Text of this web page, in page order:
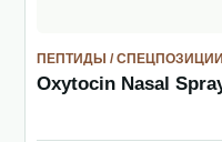
ПЕПТИДЫ / СПЕЦПОЗИЦИИ
Oxytocin Nasal